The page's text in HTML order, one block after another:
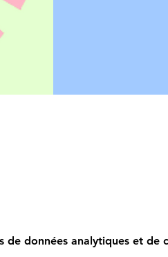
données analytiques et de